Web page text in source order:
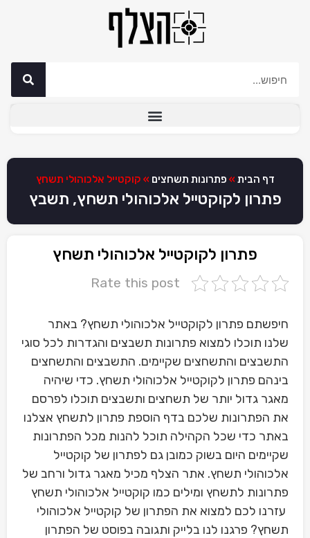
דף הבית » פתרונות תשחצים » קוקטייל אלכוהולי תשחץ
פתרון לקוקטייל אלכוהולי תשחץ, תשבץ
פתרון לקוקטייל אלכוהולי תשחץ
Rate this post
חיפשתם פתרון לקוקטייל אלכוהולי תשחץ? באתר
שלנו תוכלו למצוא פתרונות תשבצים והגדרות לכל סוגי
התשבצים והתשחצים שקיימים. התשבצים והתשחצים
בינהם פתרון לקוקטייל אלכוהולי תשחץ. כדי שיהיה
מאגר גדול יותר של תשחצים ותשבצים תוכלו לפרסם
את הפתרונות שלכם בדף הוספת פתרון לתשחץ אצלנו
באתר כדי שכל הקהילה תוכל להנות מכל הפתרונות
שקיימים היום בשוק כמובן גם לפתרון של קוקטייל
אלכוהולי תשחץ. אתר הצלף מכיל מאגר גדול ורחב של
פתרונות לתשחץ ומילים כמו קוקטייל אלכוהולי תשחץ
עזרנו לכם למצוא את הפתרון של קוקטייל אלכוהולי
תשחץ? פרגנו לנו בלייק ותגובה בפוסט של הפתרון